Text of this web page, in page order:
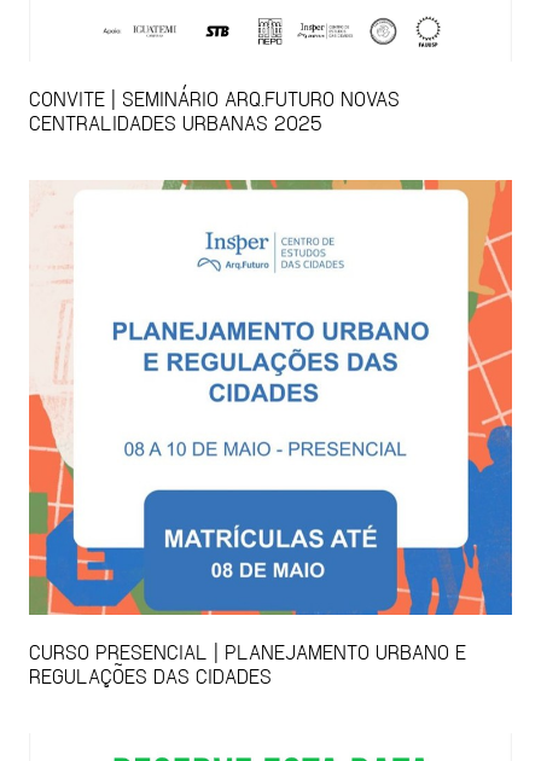
CONVITE | SEMINÁRIO ARQ.FUTURO NOVAS
CENTRALIDADES URBANAS 2025
CURSO PRESENCIAL | PLANEJAMENTO URBANO E
REGULAÇÕES DAS CIDADES